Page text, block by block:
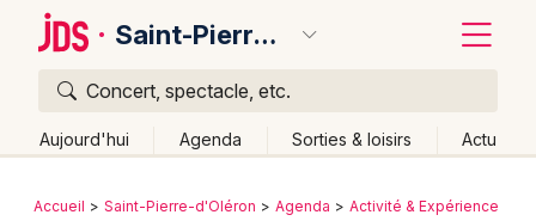
Saint-Pierre-d'Oléron
Concert, spectacle, etc.
Aujourd'hui Agenda Sorties & loisirs Actu
Publier un événement
Retour
Accueil Saint-Pierre-d'Oléron Agenda Activité & Expérience
Quoi ?
Où ?